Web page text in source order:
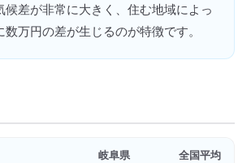
候差が非常に大きく、住む地域によっ
万円の差が生じるのが特徴です。
岐阜県 全国平均